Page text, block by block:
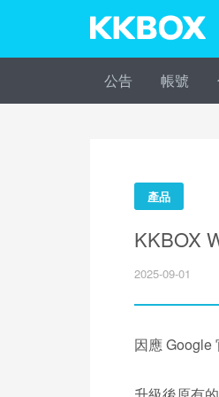
公告 帳號
產品
KKBOX
2025-09-01
因應 Google